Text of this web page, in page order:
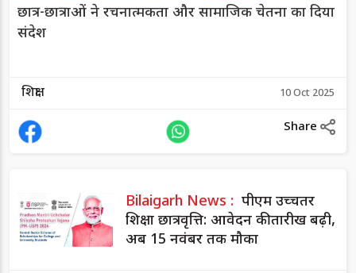
छात्र-छात्राओं ने रचनात्मकता और सामाजिक चेतना का दिया
संदेश
शिक्षा 10 Oct 2025
Share
Bilaigarh News : पीएम उच्चतर
शिक्षा छात्रवृत्ति: आवेदन की तारीख बढ़ी,
अब 15 नवंबर तक मौका